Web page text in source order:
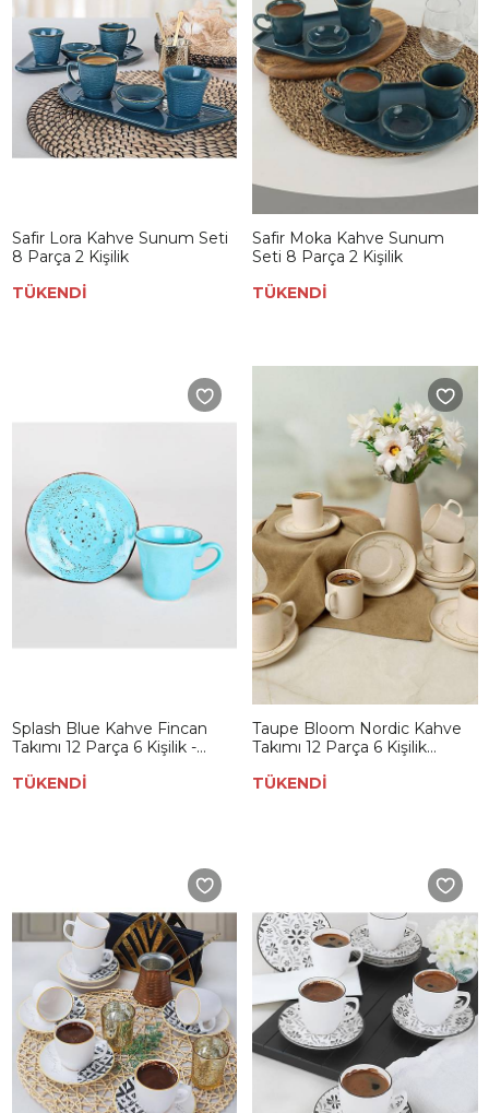
Safir Lora Kahve Sunum Seti
8 Parça 2 Kişilik
TÜKENDİ
Safir Moka Kahve Sunum
Seti 8 Parça 2 Kişilik
TÜKENDİ
Splash Blue Kahve Fincan
Takımı 12 Parça 6 Kişilik -
TÜKENDİ
Taupe Bloom Nordic Kahve
Takımı 12 Parça 6 Kişilik
TÜKENDİ